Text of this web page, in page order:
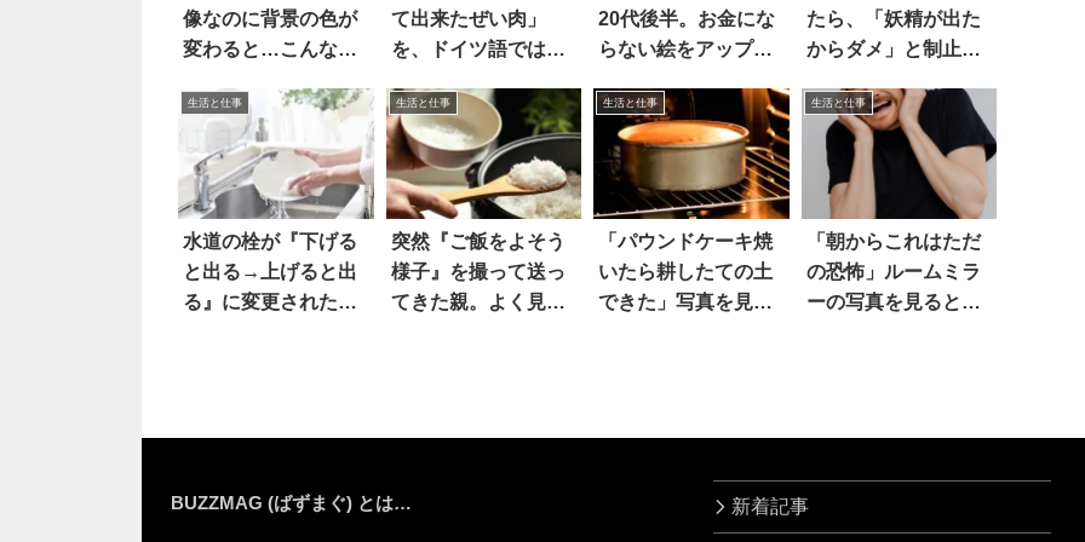
像なのに背景の色が
変わると…こんなに
て出来たぜい肉」
を、ドイツ語ではこ
20代後半。お金にな
らない絵をアップし
たら、「妖精が出た
からダメ」と制止さ
生活と仕事
水道の栓が『下げる
と出る→上げると出
る』に変更されたワ
生活と仕事
突然『ご飯をよそう
様子』を撮って送っ
てきた親。よく見る
生活と仕事
「パウンドケーキ焼
いたら耕したての土
できた」写真を見る
生活と仕事
「朝からこれはただ
の恐怖」ルームミラ
ーの写真を見ると…
BUZZMAG (ばずまぐ) とは… 新着記事